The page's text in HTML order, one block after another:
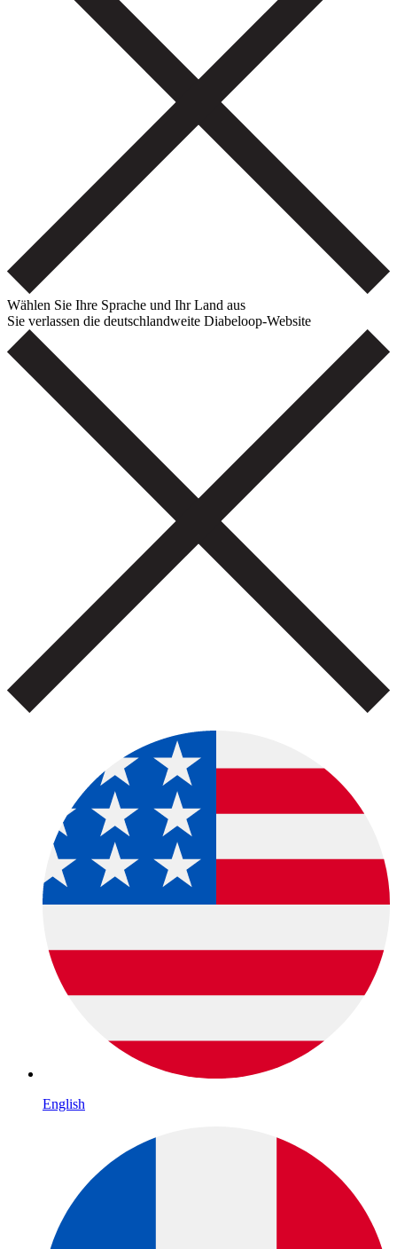
Wählen Sie Ihre Sprache und Ihr Land aus
Sie verlassen die deutschlandweite Diabeloop-Website
English